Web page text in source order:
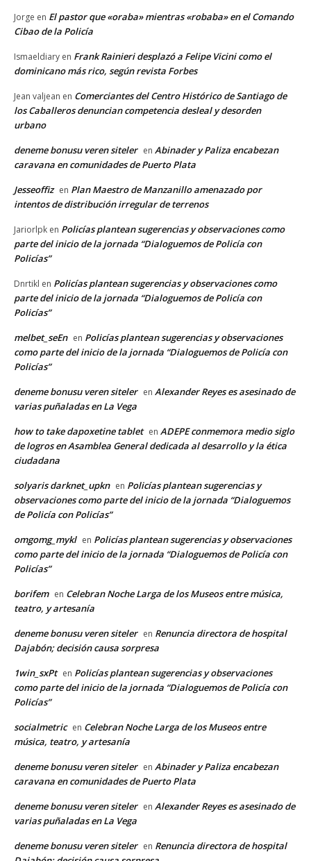
Jorge en El pastor que «oraba» mientras «robaba» en el Comando
Cibao de la Policía
Ismaeldiary en Frank Rainieri desplazó a Felipe Vicini como el
dominicano más rico, según revista Forbes
Jean valjean en Comerciantes del Centro Histórico de Santiago de
los Caballeros denuncian competencia desleal y desorden
urbano
deneme bonusu veren siteler en Abinader y Paliza encabezan
caravana en comunidades de Puerto Plata
Jesseoffiz en Plan Maestro de Manzanillo amenazado por
intentos de distribución irregular de terrenos
Jariorlpk en Policías plantean sugerencias y observaciones como
parte del inicio de la jornada “Dialoguemos de Policía con
Policías”
Dnrtikl en Policías plantean sugerencias y observaciones como
parte del inicio de la jornada “Dialoguemos de Policía con
Policías”
melbet_seEn en Policías plantean sugerencias y observaciones
como parte del inicio de la jornada “Dialoguemos de Policía con
Policías”
deneme bonusu veren siteler en Alexander Reyes es asesinado de
varias puñaladas en La Vega
how to take dapoxetine tablet en ADEPE conmemora medio siglo
de logros en Asamblea General dedicada al desarrollo y la ética
ciudadana
solyaris darknet_upkn en Policías plantean sugerencias y
observaciones como parte del inicio de la jornada “Dialoguemos
de Policía con Policías”
omgomg_mykl en Policías plantean sugerencias y observaciones
como parte del inicio de la jornada “Dialoguemos de Policía con
Policías”
borifem en Celebran Noche Larga de los Museos entre música,
teatro, y artesanía
deneme bonusu veren siteler en Renuncia directora de hospital
Dajabón; decisión causa sorpresa
1win_sxPt en Policías plantean sugerencias y observaciones
como parte del inicio de la jornada “Dialoguemos de Policía con
Policías”
socialmetric en Celebran Noche Larga de los Museos entre
música, teatro, y artesanía
deneme bonusu veren siteler en Abinader y Paliza encabezan
caravana en comunidades de Puerto Plata
deneme bonusu veren siteler en Alexander Reyes es asesinado de
varias puñaladas en La Vega
deneme bonusu veren siteler en Renuncia directora de hospital